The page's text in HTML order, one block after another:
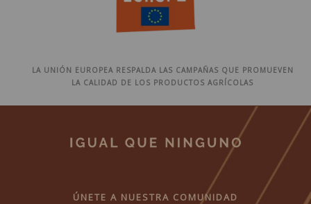
LA UNIÓN EUROPEA RESPALDA LAS CAMPAÑAS QUE PROMUEVEN
LA CALIDAD DE LOS PRODUCTOS AGRÍCOLAS
ÚNETE A NUESTRA COMUNIDAD